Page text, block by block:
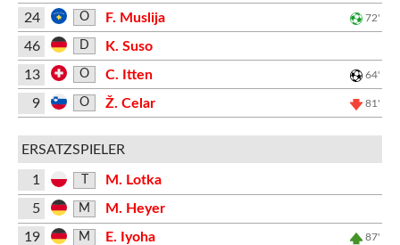
24 O F. Muslija 72'
46 D
K. Suso
13
O C. Itten 64'
9 O Ž. Celar 81'
ERSATZSPIELER
1
M. Lotka
5
M
M. Heyer
19
M E. Iyoha 87'